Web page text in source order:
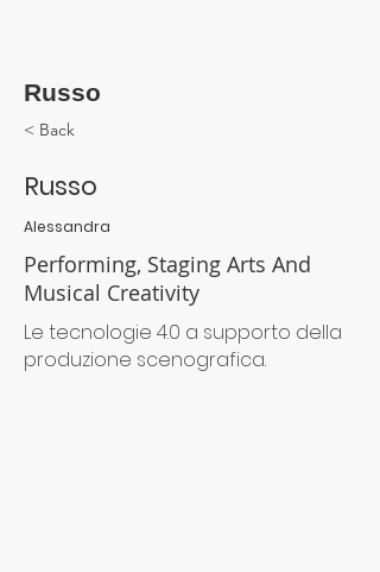
Russo
< Back
Russo
Alessandra
Performing, Staging Arts And
Musical Creativity
Le tecnologie 4.0 a supporto della
produzione scenografica.